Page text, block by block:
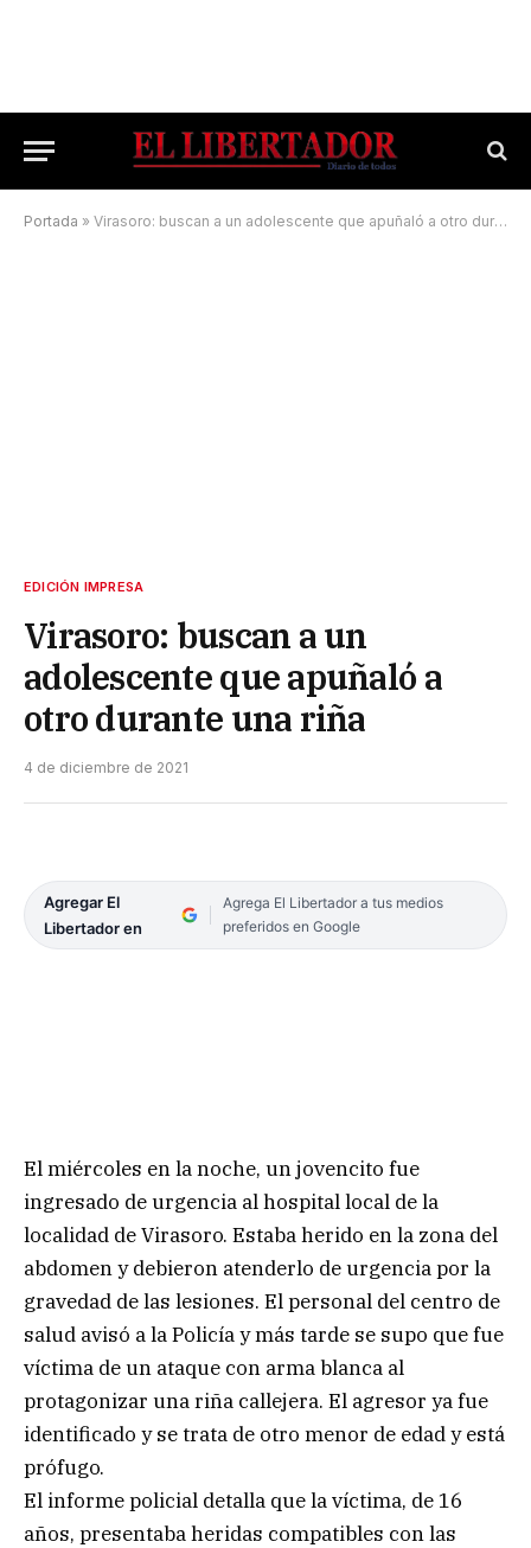
Portada » Virasoro: buscan a un adolescente que apuñaló a otro durante una riña
EDICIÓN IMPRESA
Virasoro: buscan a un
adolescente que apuñaló a
otro durante una riña
4 de diciembre de 2021
Agregar El
Libertador en
Agrega El Libertador a tus medios
preferidos en Google
El miércoles en la noche, un jovencito fue
ingresado de urgencia al hospital local de la
localidad de Virasoro. Estaba herido en la zona del
abdomen y debieron atenderlo de urgencia por la
gravedad de las lesiones. El personal del centro de
salud avisó a la Policía y más tarde se supo que fue
víctima de un ataque con arma blanca al
protagonizar una riña callejera. El agresor ya fue
identificado y se trata de otro menor de edad y está
prófugo.
El informe policial detalla que la víctima, de 16
años, presentaba heridas compatibles con las